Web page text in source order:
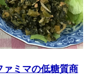
ァミマの低糖質商